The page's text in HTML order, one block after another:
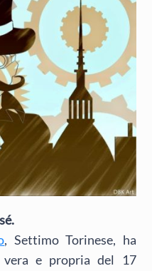
, Settimo Torinese, ha
vera e propria del 17